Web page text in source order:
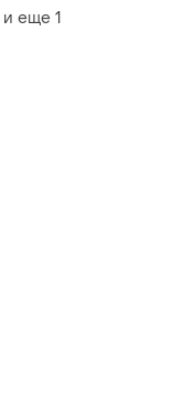
и еще 1